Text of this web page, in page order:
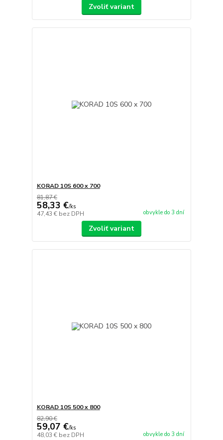
Zvoliť variant
KORAD 10S 600 x 700
81,87 €
58,33 €/ks
47,43 € bez DPH obvykle do 3 dní
Zvoliť variant
KORAD 10S 500 x 800
82,90 €
59,07 €/ks
48,03 € bez DPH obvykle do 3 dní